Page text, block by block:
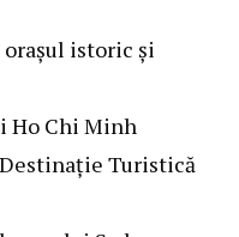
istoric și
Ho Chi Minh
Destinație Turistică